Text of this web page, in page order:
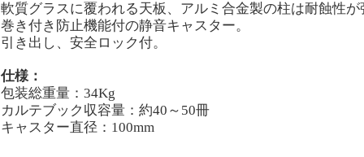
軟質グラスに覆われる天板、アルミ合金製の柱は耐蝕性が
巻き付き防止機能付の静音キャスター。
引き出し、安全ロック付。
仕様：
包装総重量：34Kg
カルテブック収容量：約40～50冊
キャスター直径：100mm